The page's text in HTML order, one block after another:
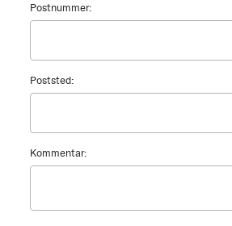
Postnummer:
Poststed:
Kommentar: